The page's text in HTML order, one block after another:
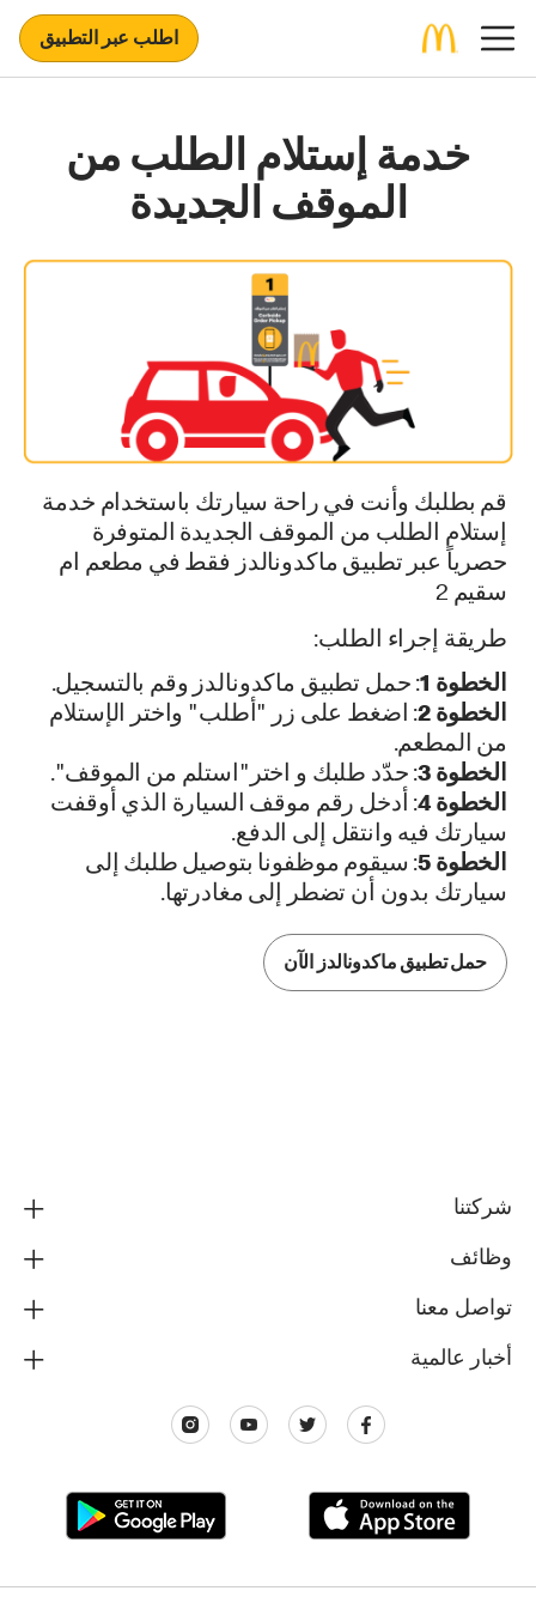
اطلب عبر التطبيق
خدمة إستلام الطلب من
الموقف الجديدة
قم بطلبك وأنت في راحة سيارتك باستخدام خدمة
إستلام الطلب من الموقف الجديدة المتوفرة
حصرياً عبر تطبيق ماكدونالدز فقط في مطعم ام
سقيم 2
طريقة إجراء الطلب:
الخطوة 1
: حمل تطبيق ماكدونالدز وقم بالتسجيل.
الخطوة 2
: اضغط على زر "أطلب" واختر الإستلام
من المطعم.
الخطوة 3
: حدّد طلبك و اختر"استلم من الموقف".
الخطوة 4
: أدخل رقم موقف السيارة الذي أوقفت
سيارتك فيه وانتقل إلى الدفع.
الخطوة 5
: سيقوم موظفونا بتوصيل طلبك إلى
سيارتك بدون أن تضطر إلى مغادرتها.
حمل تطبيق ماكدونالدز الآن
شركتنا
وظائف
تواصل معنا
أخبار عالمية